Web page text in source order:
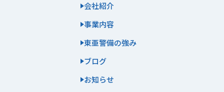
会社紹介
事業内容
東亜警備の強み
ブログ
お知らせ